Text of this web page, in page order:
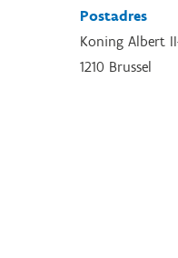
Postadres
Koning Albert
1210 Brussel